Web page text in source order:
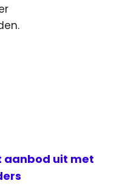
aanbod uit met